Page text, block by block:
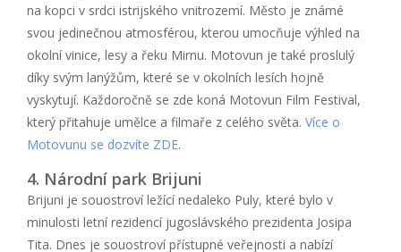
na kopci v srdci istrijského vnitrozemí. Město je známé
svou jedinečnou atmosférou, kterou umocňuje výhled na
okolní vinice, lesy a řeku Mirnu. Motovun je také proslulý
díky svým lanýžům, které se v okolních lesích hojně
vyskytují. Každoročně se zde koná Motovun Film Festival,
který přitahuje umělce a filmaře z celého světa. Více o
Motovunu se dozvíte ZDE.
4. Národní park Brijuni
Brijuni je souostroví ležící nedaleko Puly, které bylo v
minulosti letní rezidencí jugoslávského prezidenta Josipa
Tita. Dnes je souostroví přístupné veřejnosti a nabízí